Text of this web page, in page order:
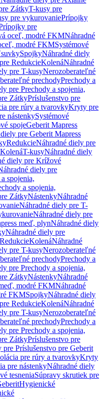
ZátkyT-kusy pre
pre vykurovaniePrípojky
pre
oceľ, modré FKMNáhradné
modré FKMSystémové
SpojkyNáhradné diely
RedukcieKolenáNáhradné
pre T-kusyNerozoberateľné
prechodyPrechody a
pre Prechody a spojenia,
ZátkyPríslušenstvo pre
pre rúry a tvarovkyKryty pre
nástenkySystémové
spojeGeberit Mapress
pre Geberit Mapress
RedukcieNáhradné diely pre
T-kusyNáhradné diely
diely pre Krížové
diely pre
spojenia,
a spojenia,
ZátkyNástenkyNáhradné
Náhradné diely pre T-
Náhradné diely pre
meď, plynNáhradné diely
Náhradné diely pre
KolenáNáhradné
pre T-kusyNerozoberateľné
prechodyPrechody a
pre Prechody a spojenia,
ZátkyNástenkyNáhradné
modré FKMNáhradné
FKMSpojkyNáhradné diely
RedukcieKolenáNáhradné
pre T-kusyNerozoberateľné
prechodyPrechody a
pre Prechody a spojenia,
ZátkyPríslušenstvo pre
pre Príslušenstvo pre Geberit
pre rúry a tvarovkyKryty
pre nástenkyNáhradné diely
tesneniaSúpravy skrutiek pre
Hygienické